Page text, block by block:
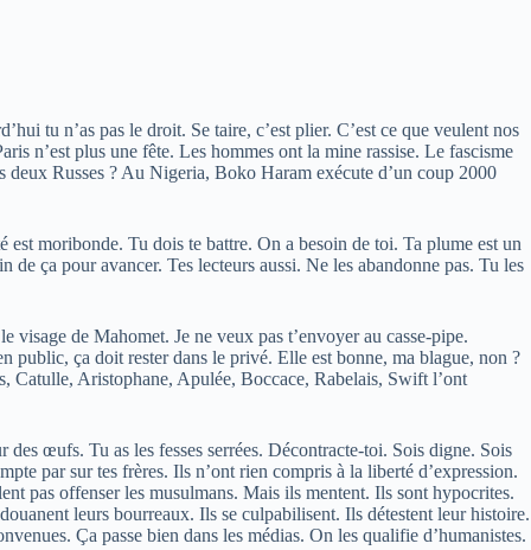
tu n’as pas le droit. Se taire, c’est plier. C’est ce que veulent nos
n’est plus une fête. Les hommes ont la mine rassise. Le fascisme
Russes ? Au Nigeria, Boko Haram exécute d’un coup 2000
moribonde. Tu dois te battre. On a besoin de toi. Ta plume est un
ça pour avancer. Tes lecteurs aussi. Ne les abandonne pas. Tu les
visage de Mahomet. Je ne veux pas t’envoyer au casse-pipe.
public, ça doit rester dans le privé. Elle est bonne, ma blague, non ?
Catulle, Aristophane, Apulée, Boccace, Rabelais, Swift l’ont
des œufs. Tu as les fesses serrées. Décontracte-toi. Sois digne. Sois
par sur tes frères. Ils n’ont rien compris à la liberté d’expression.
pas offenser les musulmans. Mais ils mentent. Ils sont hypocrites.
leurs bourreaux. Ils se culpabilisent. Ils détestent leur histoire.
Ça passe bien dans les médias. On les qualifie d’humanistes.